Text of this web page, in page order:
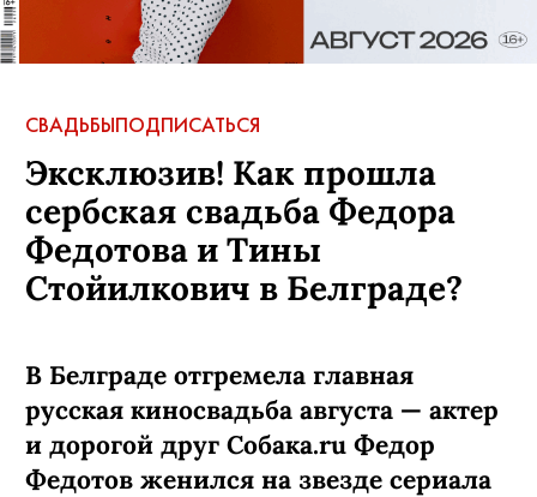
СВАДЬБЫПОДПИСАТЬСЯ
Эксклюзив! Как прошла
сербская свадьба Федора
Федотова и Тины
Стойилкович в Белграде?
В Белграде отгремела главная
русская киносвадьба августа — актер
и дорогой друг Собака.ru Федор
Федотов женился на звезде сериала